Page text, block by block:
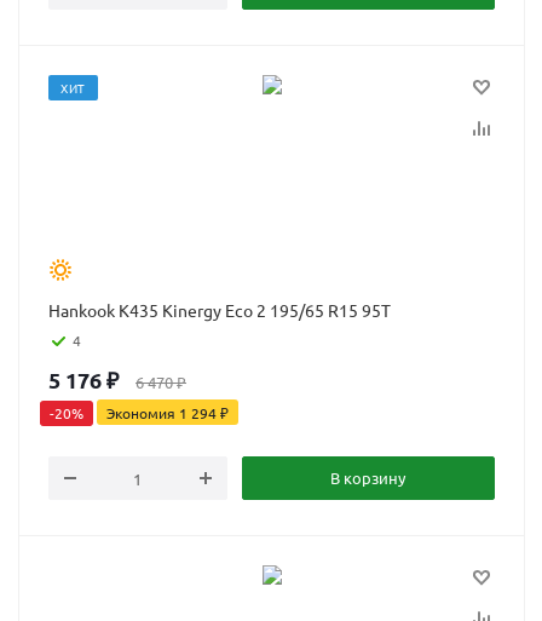
ХИТ
Hankook K435 Kinergy Eco 2 195/65 R15 95T
4
5 176₽ 6 470₽
-20% Экономия 1 294₽
В корзину